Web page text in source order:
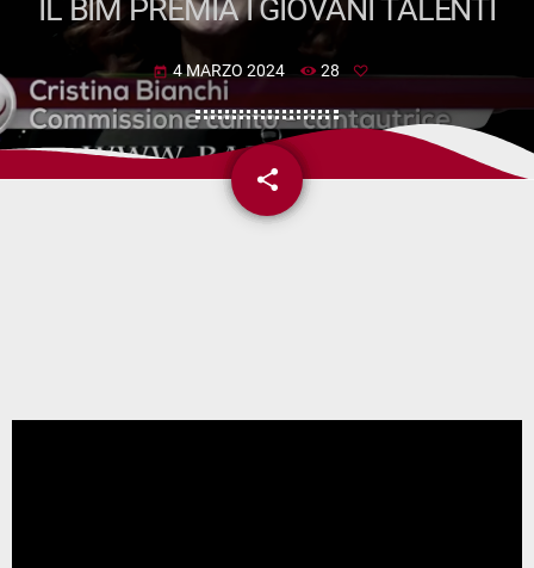
IL BIM PREMIA I GIOVANI TALENTI
today 4 MARZO 2024 28
share
email